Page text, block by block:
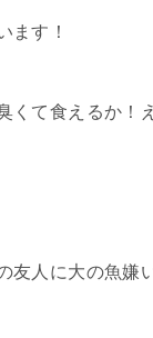
ます！
くて食えるか！
友人に大の魚嫌